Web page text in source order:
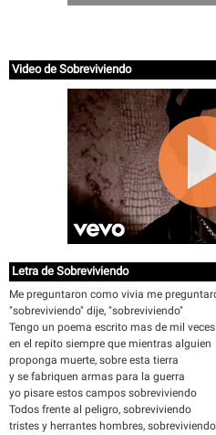
Video de Sobreviviendo
Letra de Sobreviviendo
Me preguntaron como vivia me
"sobreviviendo" dije, "sobreviviendo"
Tengo un poema escrito mas de mil veces
en el repito siempre que mientras alguien
proponga muerte, sobre esta tierra
y se fabriquen armas para la guerra
yo pisare estos campos sobreviviendo
Todos frente al peligro, sobreviviendo
tristes y herrantes hombres, sobreviviendo